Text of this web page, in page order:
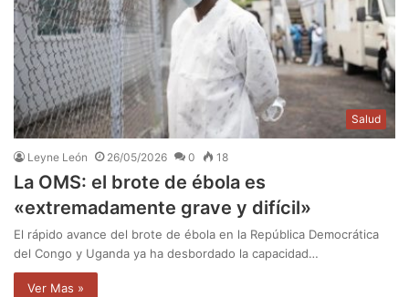
Salud
Leyne León 26/05/2026 0 18
La OMS: el brote de ébola es
«extremadamente grave y difícil»
El rápido avance del brote de ébola en la República Democrática
del Congo y Uganda ya ha desbordado la capacidad…
Ver Mas »